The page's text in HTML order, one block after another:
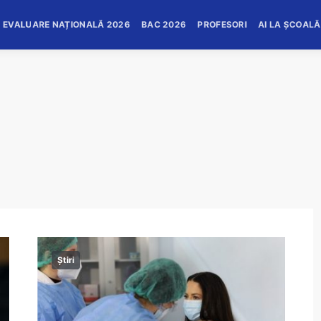
EVALUARE NAȚIONALĂ 2026 BAC 2026 PROFESORI AI LA ȘCOALĂ
Știri